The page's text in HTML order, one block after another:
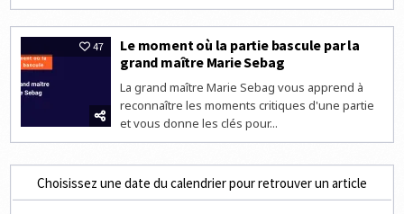
47
Le moment où la partie bascule par la
grand maître Marie Sebag
La grand maître Marie Sebag vous apprend à
reconnaître les moments critiques d'une partie
et vous donne les clés pour...
Choisissez une date du calendrier pour retrouver un article